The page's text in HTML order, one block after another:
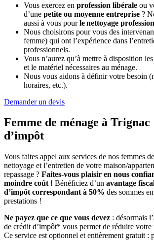
Vous exercez en profession libérale ou
d’une petite ou moyenne entreprise ?
aussi à vous pourle nettoyage
Nous choisirons pour vous des
femme) qui ont l’expérience dans
professionnels.
Vous n’aurez qu’à mettre à disposition
et le matériel nécessaires au ménage.
Nous vous aidons à définir votre besoin
horaires, etc.).
Demander un devis
Femme de ménage à Trignac
d’impôt
Vous faites appel aux services de nos femmes
nettoyage et l’entretien de votre maison/
repassage ? Faites-vous plaisir en nous
moindre coût ! Bénéficiez d’un avantage
d’impôt correspondant à 50% des sommes
prestations !
Ne payez que ce que vous devez : désormais
de crédit d’impôt* vous permet de réduire
Ce service est optionnel et entièrement gratuit :